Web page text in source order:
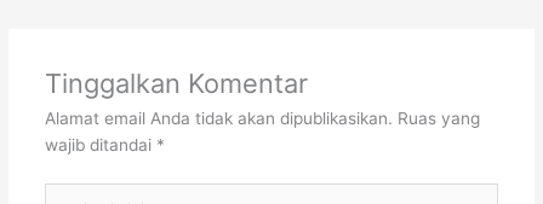
Tinggalkan Komentar
Alamat email Anda tidak akan dipublikasikan. Ruas yang
wajib ditandai *